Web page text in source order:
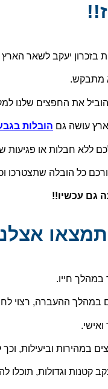
בזכרון יעקב לשאר
מתבקש.
את החפצים שלנו
עושה גם הובלות
ללא חבלות או פגיעות
כל הובלה שתצטרכו
תמצאו
חייו.
במהלך ההעברה, רצוי
במהירות וביעילות,
וגדולות, תוכלו